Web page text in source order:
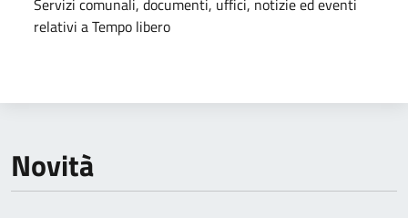
Dettagli della notizia
relativi a Tempo libero
Novità